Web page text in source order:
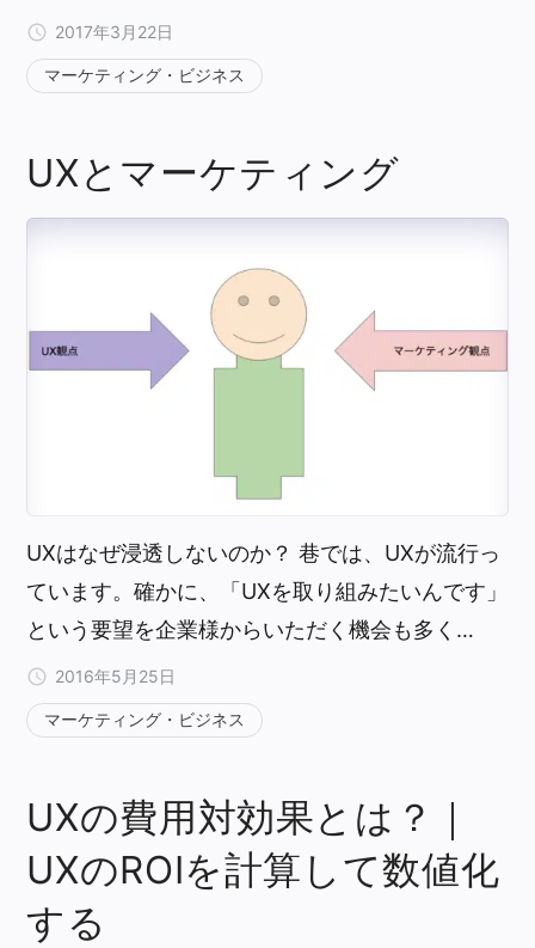
2017年3月22日
マーケティング・ビジネス
UXとマーケティング
UXはなぜ浸透しないのか？ 巷では、UXが流行っ
ています。確かに、「UXを取り組みたいんです」
という要望を企業様からいただく機会も多く…
2016年5月25日
マーケティング・ビジネス
UXの費用対効果とは？｜
UXのROIを計算して数値化
する